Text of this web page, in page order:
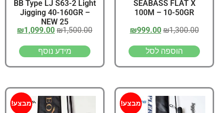
SEABASS FLAT X
100M – 10-50GR
₪1,300.00
₪999.00
הוספה לסל
BB Type LJ S63-2 Light
Jigging 40-160GR –
NEW 25
₪1,500.00
₪1,099.00
מידע נוסף
מבצע! מבצע!